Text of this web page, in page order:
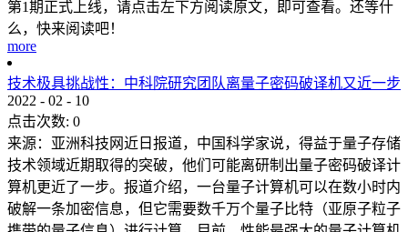
第1期正式上线，请点击左下方阅读原文，即可查看。还等什
么，快来阅读吧！
more
技术极具挑战性：中科院研究团队离量子密码破译机又近一步
2022 - 02 - 10
点击次数: 0
来源：亚洲科技网近日报道，中国科学家说，得益于量子存储
技术领域近期取得的突破，他们可能离研制出量子密码破译计
算机更近了一步。报道介绍，一台量子计算机可以在数小时内
破解一条加密信息，但它需要数千万个量子比特（亚原子粒子